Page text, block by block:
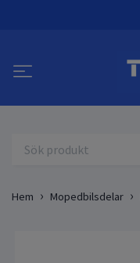
Hem Mopedbilsdelar